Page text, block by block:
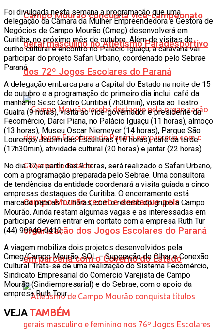
Campo Mourão conquista vice-campeonato
geral masculino no Atletismo Paradesportivo
dos 72º Jogos Escolares do Paraná
Campo Mourão recebe destaque pela
organização dos Jogos Escolares do Paraná
em parceria com o Governo do Estado
Foi divulgada nesta semana a programação que uma
delegação da Câmara da Mulher Empreendedora e Gestora de
Negócios de Campo Mourão (Cmeg) desenvolverá em
Curitiba, no próximo mês de outubro. Além de visitas de
cunho cultural e encontro no Palácio Iguaçu, a caravana vai
participar do projeto Safari Urbano, coordenado pelo Sebrae
Paraná.
A delegação embarca para a Capital do Estado na noite de 15
de outubro e a programação do primeiro dia inclui: café da
manhã no Sesc Centro Curitiba (7h30min), visita ao Teatro
Guaíra (9 horas), visita ao vice-governador e presidente da
Fecomércio, Darci Piana, no Palácio Iguaçu (11 horas), almoço
(13 horas), Museu Oscar Niemeyer (14 horas), Parque São
Lourenço/Jardim das Esculturas (16 horas), café da tarde
(17h30min), atividade cultural (20 horas) e jantar (22 horas).
No dia 17, a partir das 9 horas, será realizado o Safari Urbano,
com a programação preparada pelo Sebrae. Uma consultora
de tendências da entidade coordenará a visita guiada a cinco
empresas destaques de Curitiba. O encerramento está
marcado para às 17 horas, com o retorno do grupo a Campo
Mourão. Ainda restam algumas vagas e as interessadas em
participar devem entrar em contato com a empresa Ruth Tur
(44) 99940-0410.
A viagem mobiliza dois projetos desenvolvidos pela
Cmeg/Campo Mourão: SOL – Superação do Olhar e Conexão
Cultural. Trata-se de uma realização do Sistema Fecomércio,
Sindicato Empresarial do Comércio Varejista de Campo
Mourão (Sindiempresarial) e do Sebrae, com o apoio da
empresa Ruth Tour.
VEJATAMBÉM